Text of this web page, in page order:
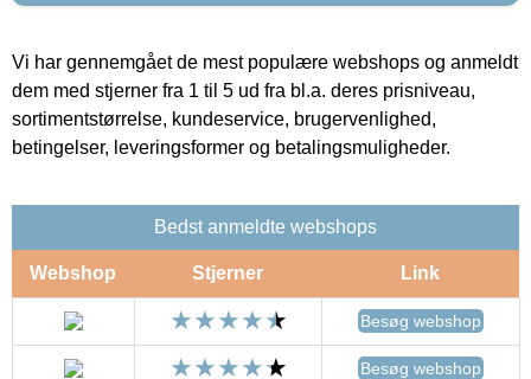
Vi har gennemgået de mest populære webshops og anmeldt
dem med stjerner fra 1 til 5 ud fra bl.a. deres prisniveau,
sortimentstørrelse, kundeservice, brugervenlighed,
betingelser, leveringsformer og betalingsmuligheder.
Bedst anmeldte webshops
Webshop Stjerner Link
Besøg webshop
Besøg webshop